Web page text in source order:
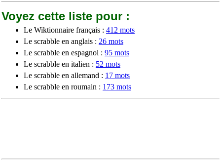
Voyez cette liste pour :
Le Wiktionnaire français : 412 mots
Le scrabble en anglais : 26 mots
Le scrabble en espagnol : 95 mots
Le scrabble en italien : 52 mots
Le scrabble en allemand : 17 mots
Le scrabble en roumain : 173 mots